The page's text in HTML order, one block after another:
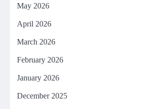
May 2026
April 2026
March 2026
February 2026
January 2026
December 2025